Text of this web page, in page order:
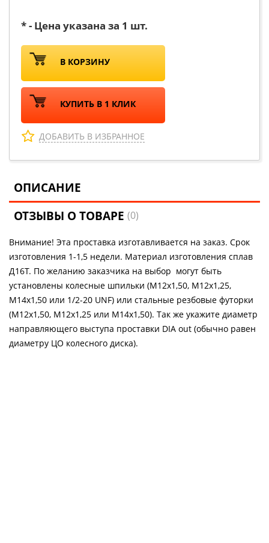
* - Цена указана за 1 шт.
В КОРЗИНУ
КУПИТЬ В 1 КЛИК
ДОБАВИТЬ В ИЗБРАННОЕ
ОПИСАНИЕ
ОТЗЫВЫ О ТОВАРЕ(0)
Внимание! Эта проставка изготавливается на заказ. Срок
изготовления 1-1,5 недели. Материал изготовления сплав
Д16Т. По желанию заказчика на выбор могут быть
установлены колесные шпильки (М12х1,50, М12х1,25,
М14х1,50 или 1/2-20 UNF) или стальные резбовые футорки
(М12х1,50, М12х1,25 или М14х1,50). Так же укажите диаметр
направляющего выступа проставки DIA out (обычно равен
диаметру ЦО колесного диска).